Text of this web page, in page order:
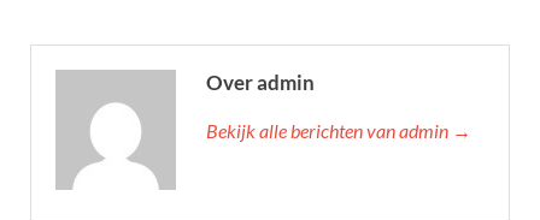
Over admin
Bekijk alle berichten van admin →